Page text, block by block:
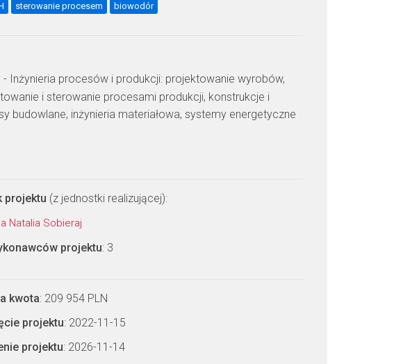
sterowanie procesem biowodór
- Inżynieria procesów i produkcji: projektowanie wyrobów,
i sterowanie procesami produkcji, konstrukcje i
budowlane, inżynieria materiałowa, systemy energetyczne
projektu (z jednostki realizującej):
Natalia Sobieraj
projektu: 3
kwota: 209 954 PLN
projektu: 2022-11-15
projektu: 2026-11-14